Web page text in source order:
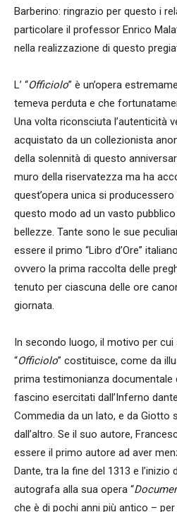
Barberino: ringrazio per questo i
particolare il professor Enrico
nella realizzazione di questo
L’ “Officiolo” è un’opera
temeva perduta e che
Una volta riconsciuta l’autenticità
acquistato da un collezionista
della solennità di questo
muro della riservatezza ma ha
quest’opera unica si
questo modo ad un vasto
bellezze. Tante sono le sue
essere il primo “Libro d’Ore”
ovvero la prima raccolta delle
tenuto per ciascuna delle ore
giornata.
In secondo luogo, il motivo per cui
“Officiolo” costituisce, come da
prima testimonianza documentale
fascino esercitati dall’Inferno
Commedia da un lato, e da Giotto
dall’altro. Se il suo autore,
essere il primo autore ad aver
Dante, tra la fine del 1313 e l’inizio
autografa alla sua opera “
che è di pochi anni più antico –